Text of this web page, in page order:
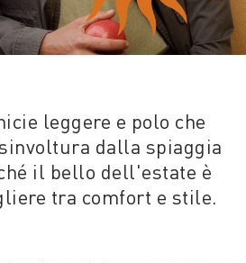
leggere e polo che
dalla spiaggia
il bello dell'estate è
tra comfort e stile.